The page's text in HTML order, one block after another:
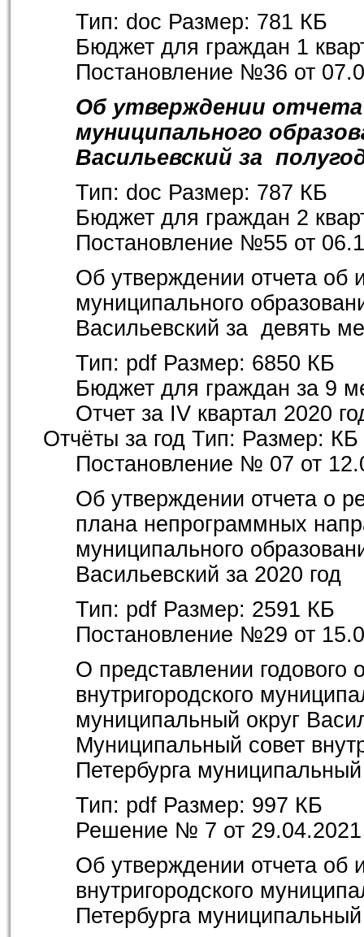
Тип: doc Размер: 781 КБ
Бюджет для граждан 1
Постановление №36 от
Об утверждении
муниципального
Васильевский за
Тип: doc Размер: 787 КБ
Бюджет для граждан 2
Постановление №55 от
Об утверждении отчета об
муниципального
Васильевский за девять
Тип: pdf Размер: 6850 КБ
Бюджет для граждан за 9
Отчет за IV квартал 2020
Отчёты за год Тип: Размер: КБ
Постановление № 07 от
Об утверждении отчета о
плана непрограммных
муниципального
Васильевский за 2020 год
Тип: pdf Размер: 2591 КБ
Постановление №29 от
О представлении годового
внутригородского
муниципальный округ
Муниципальный совет
Петербурга
Тип: pdf Размер: 997 КБ
Решение № 7 от 29.04.2021
Об утверждении отчета об
внутригородского
Петербурга